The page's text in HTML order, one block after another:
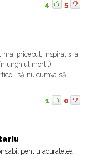
4 5
mai priceput, inspirat și ai
unghiul mort ;)
să nu cumva să
1 0
pentru acuratetea